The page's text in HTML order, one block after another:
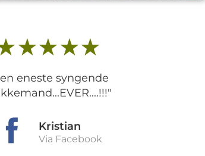
eneste syngende
Kristian
Via Facebook